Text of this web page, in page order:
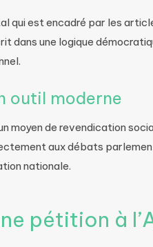
qui est encadré par les
dans une logique
outil moderne
de revendication
aux débats
nationale.
pétition à